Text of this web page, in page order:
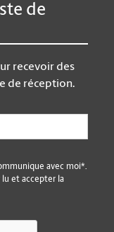
de
recevoir des
de réception.
avec moi*.
lu et accepter la